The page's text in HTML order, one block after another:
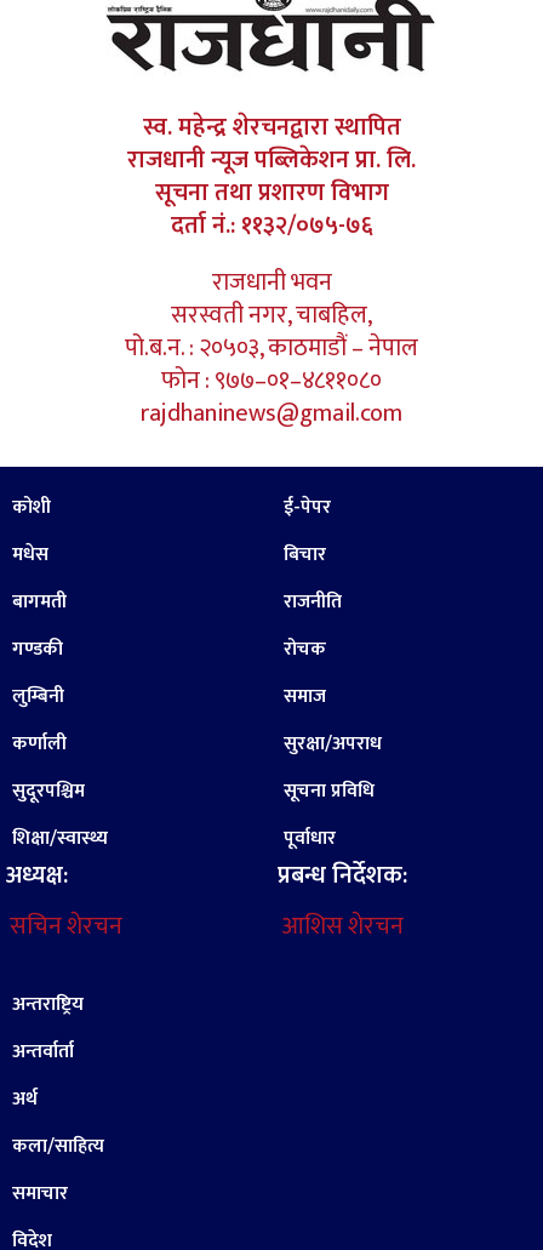
स्व. महेन्द्र शेरचनद्वारा स्थापित
राजधानी न्यूज पब्लिकेशन प्रा. लि.
सूचना तथा प्रशारण विभाग
दर्ता नं.: ११३२/०७५-७६
राजधानी भवन
सरस्वती नगर, चाबहिल,
पो.ब.न. : २०५०३, काठमाडौं – नेपाल
फोन : ९७७–०१–४८११०८०
rajdhaninews@gmail.com
कोशी
मधेस
बागमती
गण्डकी
लुम्बिनी
कर्णाली
सुदूरपश्चिम
शिक्षा/स्वास्थ्य
अध्यक्ष:
सचिन शेरचन
ई-पेपर
बिचार
राजनीति
रोचक
समाज
सुरक्षा/अपराध
सूचना प्रविधि
पूर्वाधार
प्रबन्ध निर्देशक:
आशिस शेरचन
अन्तराष्ट्रिय
अन्तर्वार्ता
अर्थ
कला/साहित्य
समाचार
विदेश